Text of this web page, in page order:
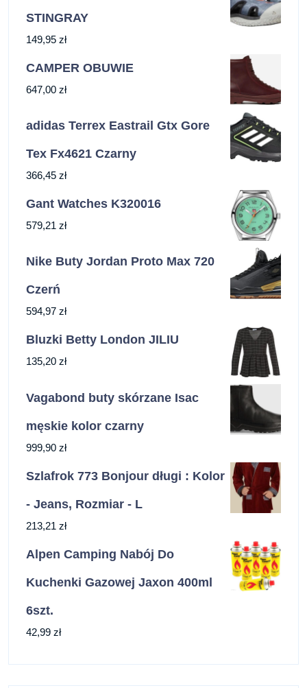
STINGRAY
149,95 zł
CAMPER OBUWIE
647,00 zł
adidas Terrex Eastrail Gtx Gore
Tex Fx4621 Czarny
366,45 zł
Gant Watches K320016
579,21 zł
Nike Buty Jordan Proto Max 720
Czerń
594,97 zł
Bluzki Betty London JILIU
135,20 zł
Vagabond buty skórzane Isac
męskie kolor czarny
999,90 zł
Szlafrok 773 Bonjour długi : Kolor
- Jeans, Rozmiar - L
213,21 zł
Alpen Camping Nabój Do
Kuchenki Gazowej Jaxon 400ml
6szt.
42,99 zł